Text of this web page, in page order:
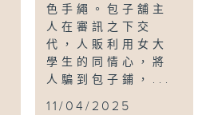
色手繩。包子舖主
人在審訊之下交
代，人販利用女大
學生的同情心，將
人騙到包子鋪，...
11/04/2025